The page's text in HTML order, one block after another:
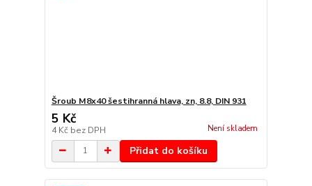
Šroub M8x40 šestihranná hlava, zn, 8.8, DIN 931
5 Kč
4 Kč bez DPH Není skladem
Přidat do košíku